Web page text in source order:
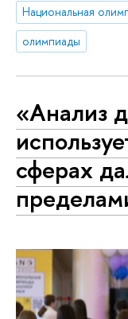
олимпиады
«Анализ
сферах